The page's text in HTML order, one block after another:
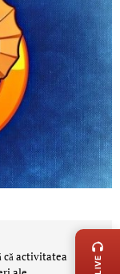
că activitatea